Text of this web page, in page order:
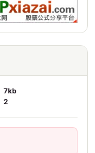
7kb
2